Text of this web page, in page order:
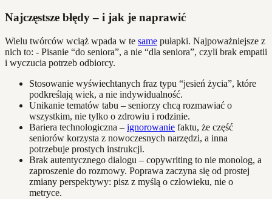
Najczęstsze błędy – i jak je naprawić
Wielu twórców wciąż wpada w te same pułapki. Najpoważniejsze z
nich to: - Pisanie “do seniora”, a nie “dla seniora”, czyli brak empatii
i wyczucia potrzeb odbiorcy.
Stosowanie wyświechtanych fraz typu “jesień życia”, które
podkreślają wiek, a nie indywidualność.
Unikanie tematów tabu – seniorzy chcą rozmawiać o
wszystkim, nie tylko o zdrowiu i rodzinie.
Bariera technologiczna – ignorowanie faktu, że część
seniorów korzysta z nowoczesnych narzędzi, a inna
potrzebuje prostych instrukcji.
Brak autentycznego dialogu – copywriting to nie monolog, a
zaproszenie do rozmowy. Poprawa zaczyna się od prostej
zmiany perspektywy: pisz z myślą o człowieku, nie o
metryce.